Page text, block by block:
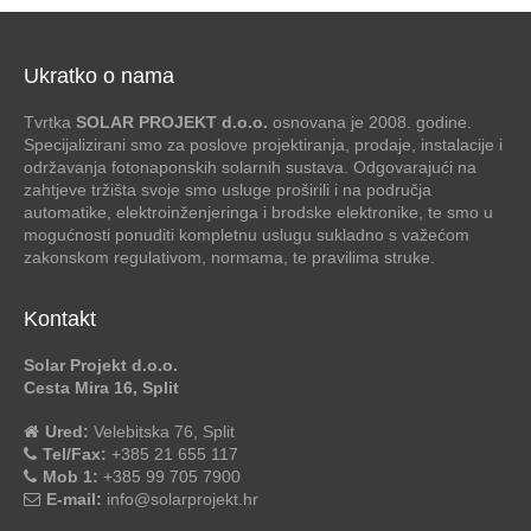
Ukratko o nama
Tvrtka SOLAR PROJEKT d.o.o. osnovana je 2008. godine.
Specijalizirani smo za poslove projektiranja, prodaje, instalacije i
održavanja fotonaponskih solarnih sustava. Odgovarajući na
zahtjeve tržišta svoje smo usluge proširili i na područja
automatike, elektroinženjeringa i brodske elektronike, te smo u
mogućnosti ponuditi kompletnu uslugu sukladno s važećom
zakonskom regulativom, normama, te pravilima struke.
Kontakt
Solar Projekt d.o.o.
Cesta Mira 16, Split
Ured: Velebitska 76, Split
Tel/Fax: +385 21 655 117
Mob 1: +385 99 705 7900
E-mail: info@solarprojekt.hr